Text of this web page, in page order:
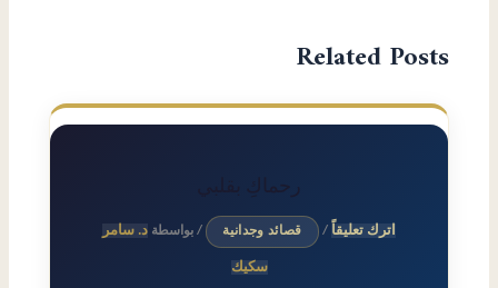
Related Posts
رحماكِ بقلبي
اترك تعليقاً / قصائد وجدانية / بواسطة د. سامر
سكيك